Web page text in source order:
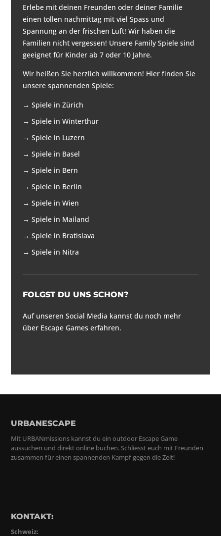
Erlebe mit deinen Freunden oder deiner Familie
einen tollen nachmittag mit viel Spass und
Spannung an der frischen Luft! Wir haben die
Familien nicht vergessen! Unsere Family Spiele sind
geeignet für Kinder ab 7 oder 10 Jahre.
Wir heißen Sie herzlich willkommen! Hier finden Sie
unsere spannenden Spiele:
→Spiele in Zürich
→Spiele in Winterthur
→Spiele in Luzern
→Spiele in Basel
→Spiele in Bern
→Spiele in Berlin
→Spiele in Wien
→Spiele in Mailand
→Spiele in Bratislava
→Spiele in Nitra
FOLGST DU UNS SCHON?
Auf unseren Social Media kannst du noch mehr
über Escape Games erfahren.
URBANESCAPE
Mit URBANmissions kannst du ein outdoor Escape Game
aussuchen und direkt online buchen. Schliesst euch mit Freunden
zusammen für einen spannenden Kampf gegen die Zeit!
KONTAKT:
Schweiz: